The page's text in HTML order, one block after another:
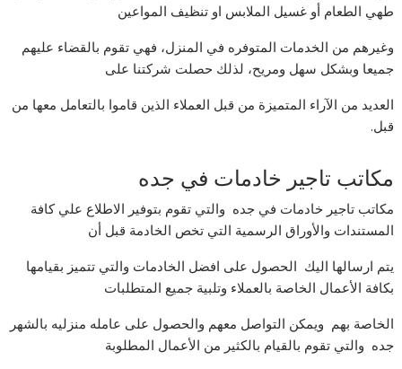
طهي الطعام أو غسيل الملابس او تنظيف المواعين
وغيرهم من الخدمات المتوفره في المنزل، فهي تقوم بالقضاء عليهم
جميعا وبشكل سهل ومريح، لذلك حصلت شركتنا على
العديد من الآراء المتميزة من قبل العملاء الذين قاموا بالتعامل معها من
قبل.
مكاتب تاجير خادمات في جده
مكاتب تاجير خادمات في جده والتي تقوم بتوفير الاطلاع علي كافة
المستندات والأوراق الرسمية التي تخص الخادمة قبل أن
يتم ارسالها اليك الحصول على افضل الخادمات والتي تتميز بقيامها
بكافة الأعمال الخاصة بالعملاء وتلبية جميع المتطلبات
الخاصة بهم ويمكن التواصل معهم والحصول على عامله منزليه بالشهر
جده والتي تقوم بالقيام بالكثير من الأعمال المطلوبة